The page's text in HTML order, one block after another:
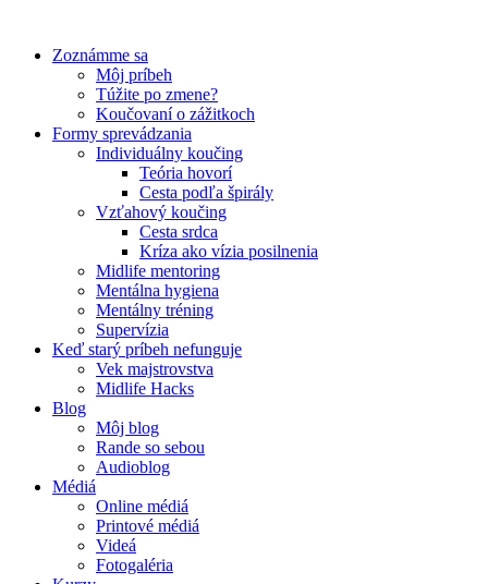
obsah
Zoznámme sa
Môj príbeh
Túžite po zmene?
Koučovaní o zážitkoch
Formy sprevádzania
Individuálny koučing
Teória hovorí
Cesta podľa špirály
Vzťahový koučing
Cesta srdca
Kríza ako vízia posilnenia
Midlife mentoring
Mentálna hygiena
Mentálny tréning
Supervízia
Keď starý príbeh nefunguje
Vek majstrovstva
Midlife Hacks
Blog
Môj blog
Rande so sebou
Audioblog
Médiá
Online médiá
Printové médiá
Videá
Fotogaléria